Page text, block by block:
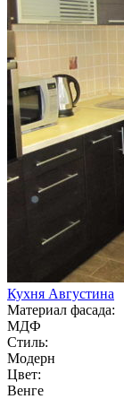
Кухня Августина
Материал фасада:
МДФ
Стиль:
Модерн
Цвет:
Венге